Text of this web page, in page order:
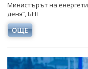
Министърът на
деня“, БНТ
ОЩЕ